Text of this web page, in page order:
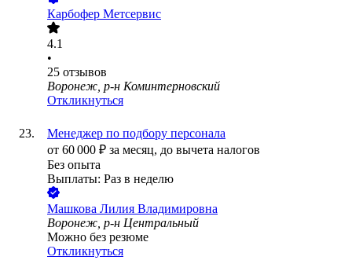
Карбофер Метсервис
4.1
•
25 отзывов
Воронеж, р-н Коминтерновский
Откликнуться
Менеджер по подбору персонала
от 60 000 ₽ за месяц, до вычета налогов
Без опыта
Выплаты: Раз в неделю
Машкова Лилия Владимировна
Воронеж, р-н Центральный
Можно без резюме
Откликнуться